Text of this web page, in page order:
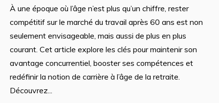
À une époque où l’âge n’est plus qu’un chiffre, rester
compétitif sur le marché du travail après 60 ans est non
seulement envisageable, mais aussi de plus en plus
courant. Cet article explore les clés pour maintenir son
avantage concurrentiel, booster ses compétences et
redéfinir la notion de carrière à l’âge de la retraite.
Découvrez...